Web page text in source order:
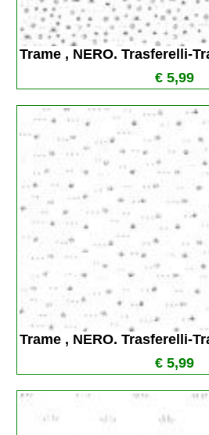
Trame , NERO. Trasferelli-
€ 5,99
Trame , NERO. Trasferelli-
€ 5,99